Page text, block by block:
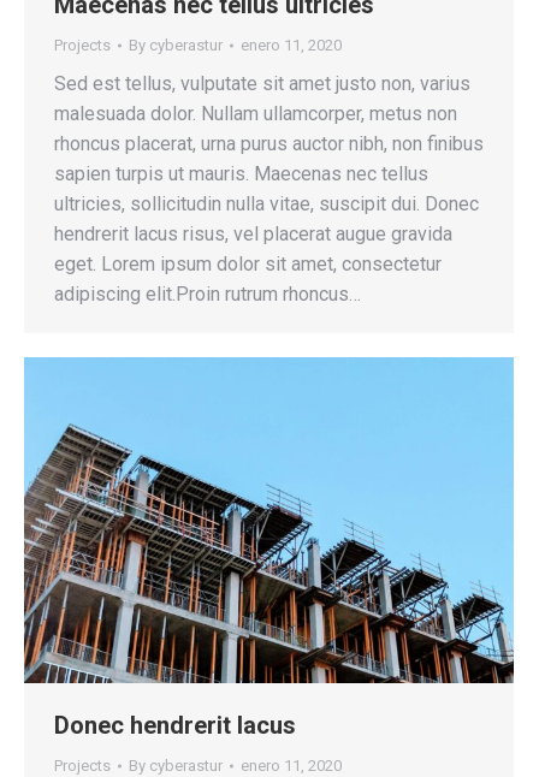
Projects By cyberastur enero 11, 2020
Sed est tellus, vulputate sit amet justo non, varius
malesuada dolor. Nullam ullamcorper, metus non
rhoncus placerat, urna purus auctor nibh, non finibus
sapien turpis ut mauris. Maecenas nec tellus
ultricies, sollicitudin nulla vitae, suscipit dui. Donec
hendrerit lacus risus, vel placerat augue gravida
eget. Lorem ipsum dolor sit amet, consectetur
adipiscing elit.Proin rutrum rhoncus…
Donec hendrerit lacus
Projects By cyberastur enero 11, 2020